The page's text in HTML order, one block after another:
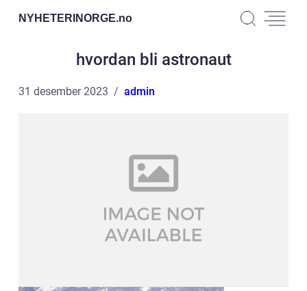
NYHETERINORGE.no
hvordan bli astronaut
31 desember 2023 admin